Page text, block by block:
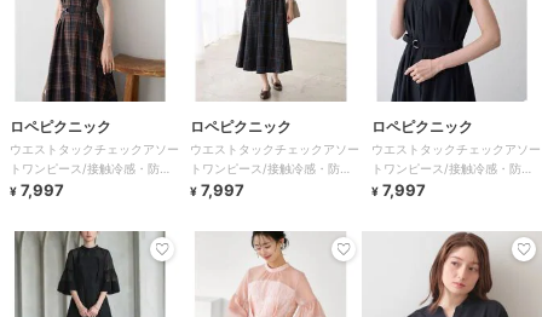
ロペピクニック
ウエストタックチェックアソー
トワンピース/接触冷感・防シ
ワ・リンクコーデ
¥ 7,997
ロペピクニック
ウエストタックチェックアソー
トワンピース/接触冷感・防シ
ワ・リンクコーデ
¥ 7,997
ロペピクニック
ウエストタックチェックアソー
トワンピース/接触冷感・防シ
ワ・リンクコーデ
¥ 7,997